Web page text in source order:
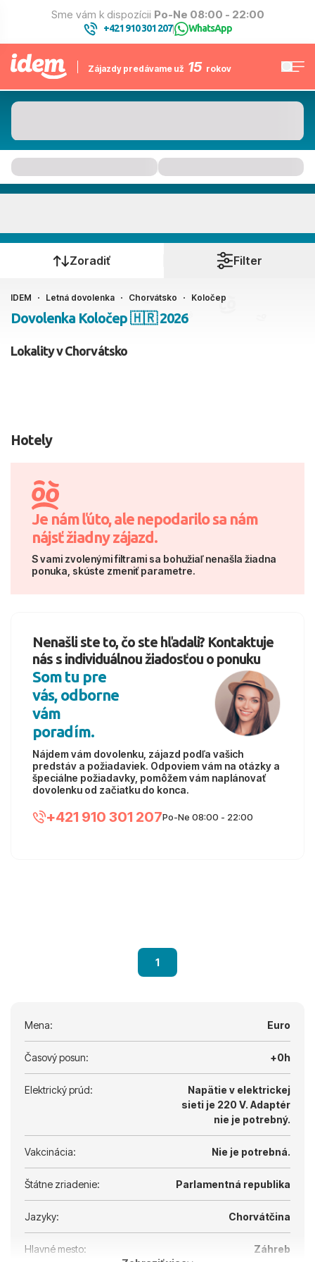
Sme vám k dispozícii Po-Ne 08:00 - 22:00
+421 910 301 207| WhatsApp
Zájazdy predávame už 15 rokov
Kedy cestujete?
Ako cestujete?
2 dospelí, 0 deti
Zoradiť Filter
IDEM Letná dovolenka Chorvátsko Koločep
Dovolenka Koločep 🇭🇷 2026
Lokality v Chorvátsko
Hotely
Je nám ľúto, ale nepodarilo sa nám
nájsť žiadny zájazd.
S vami zvolenými filtrami sa bohužiaľ nenašla žiadna
ponuka, skúste zmeniť parametre.
Nenašli ste to, čo ste hľadali? Kontaktuje
nás s individuálnou žiadosťou o ponuku
Som tu pre
vás, odborne
vám
poradím.
Nájdem vám dovolenku, zájazd podľa vašich
predstáv a požiadaviek. Odpoviem vám na otázky a
špeciálne požiadavky, pomôžem vám naplánovať
dovolenku od začiatku do konca.
+421 910 301 207Po-Ne 08:00 - 22:00
1
Mena: Euro
Časový posun: +0h
Elektrický prúd:
Napätie v elektrickej
sieti je 220 V. Adaptér
nie je potrebný.
Vakcinácia: Nie je potrebná.
Štátne zriadenie: Parlamentná republika
Jazyky: Chorvátčina
Hlavné mesto:
Záhreb